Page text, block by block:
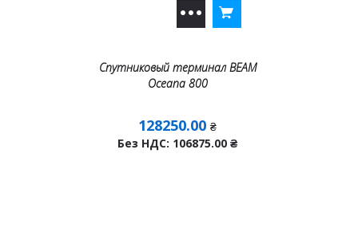
Спутниковый терминал BEAM
Oceana 800
128250.00 ₴
Без НДС: 106875.00 ₴